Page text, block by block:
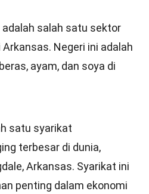
salah satu sektor
Negeri ini adalah
ayam, dan soya di
satu syarikat
terbesar di dunia,
Arkansas. Syarikat ini
penting dalam ekonomi